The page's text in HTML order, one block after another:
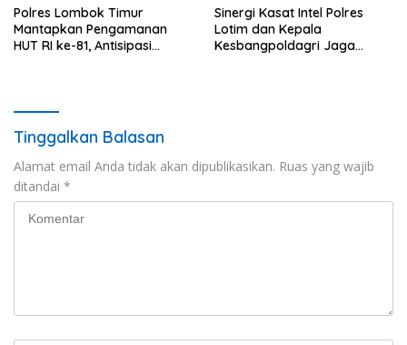
Polres Lombok Timur
Mantapkan Pengamanan
HUT RI ke-81, Antisipasi
Sinergi Kasat Intel Polres
Lotim dan Kepala
Kesbangpoldagri Jaga
Tinggalkan Balasan
Alamat email Anda tidak akan dipublikasikan. Ruas yang wajib
ditandai *